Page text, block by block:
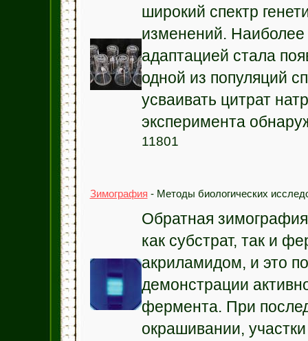
широкий спектр
изменений. Наиболее
адаптацией стала
одной из популяций
усваивать цитрат
эксперимента
11801
Зимография - Методы биологических
Обратная
как субстрат, так и
акриламидом, и это
демонстрации
фермента. При
окрашивании,